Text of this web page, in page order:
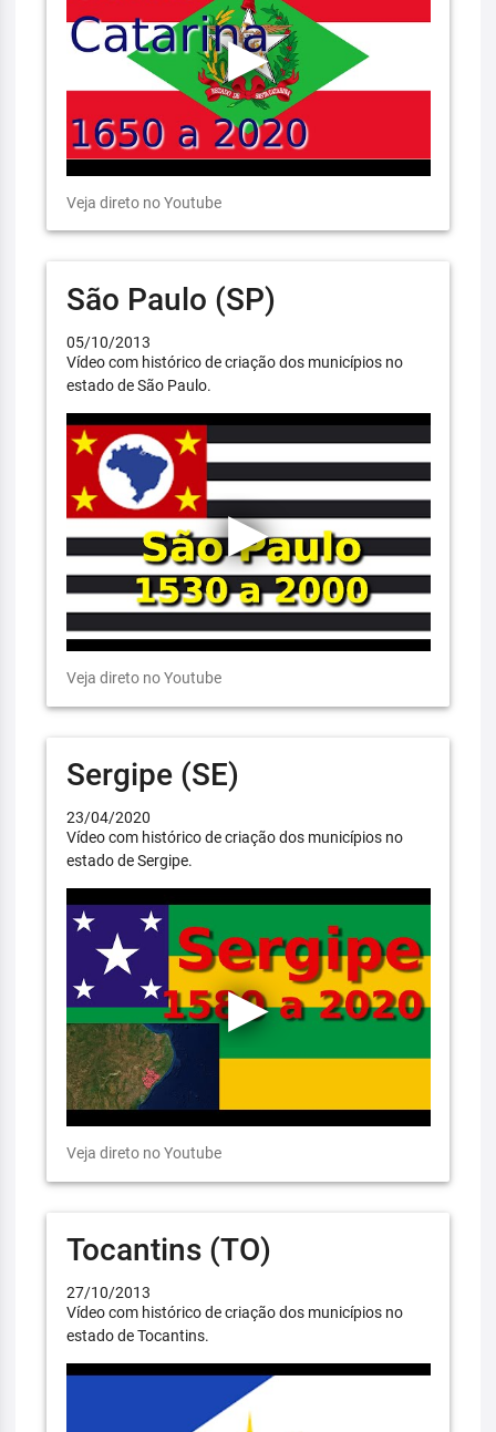
Veja direto no Youtube
São Paulo (SP)
05/10/2013
Vídeo com histórico de criação dos municípios no
estado de São Paulo.
Veja direto no Youtube
Sergipe (SE)
23/04/2020
Vídeo com histórico de criação dos municípios no
estado de Sergipe.
Veja direto no Youtube
Tocantins (TO)
27/10/2013
Vídeo com histórico de criação dos municípios no
estado de Tocantins.